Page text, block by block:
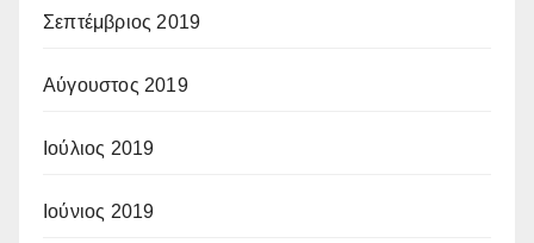
Σεπτέμβριος 2019
Αύγουστος 2019
Ιούλιος 2019
Ιούνιος 2019